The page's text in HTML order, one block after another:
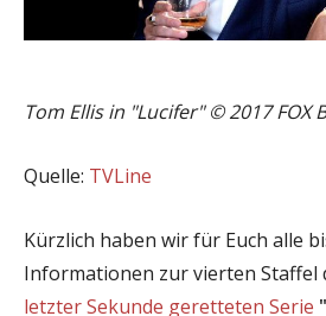
Tom Ellis in "Lucifer" © 2017 FOX
Quelle: TVLine
Kürzlich haben wir für Euch alle
Informationen zur vierten Staffel
letzter Sekunde geretteten Serie